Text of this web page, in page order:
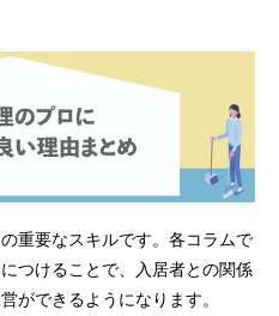
重要なスキルです。各コラムで
つけることで、入居者との関係
ができるようになります。